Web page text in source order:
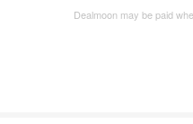
Dealmoon may be paid